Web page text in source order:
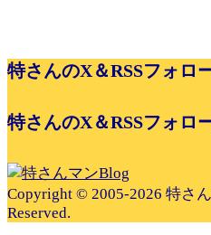
特さんのX＆RSSフォロ
特さんのX＆RSSフォロ
Copyright © 2005-2026 特さ
Reserved.